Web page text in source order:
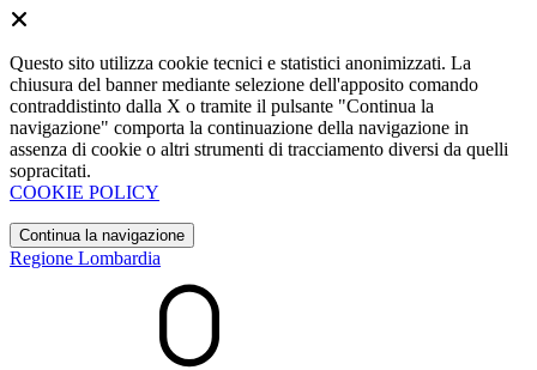
Questo sito utilizza cookie tecnici e statistici anonimizzati. La
chiusura del banner mediante selezione dell'apposito comando
contraddistinto dalla X o tramite il pulsante "Continua la
navigazione" comporta la continuazione della navigazione in
assenza di cookie o altri strumenti di tracciamento diversi da quelli
sopracitati.
COOKIE POLICY
Continua la navigazione
Regione Lombardia